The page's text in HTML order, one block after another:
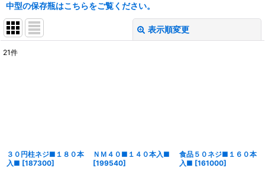
中型の保存瓶はこちらをご覧ください。
表示順変更
21件
３０円柱ネジ■１８０本
入■ [187300]
ＮＭ４０■１４０本入■
[199540]
食品５０ネジ■１６０本
入■ [161000]